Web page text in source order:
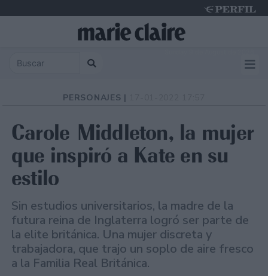
PERSONAJES |
Carole Middleton, la mujer
que inspiró a Kate en su
estilo
Sin estudios universitarios, la madre de la
futura reina de Inglaterra logró ser parte de
la elite británica. Una mujer discreta y
trabajadora, que trajo un soplo de aire fresco
a la Familia Real Británica.